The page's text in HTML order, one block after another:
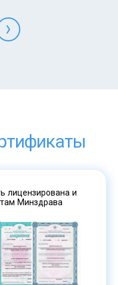
лицензирована и
Минздрава